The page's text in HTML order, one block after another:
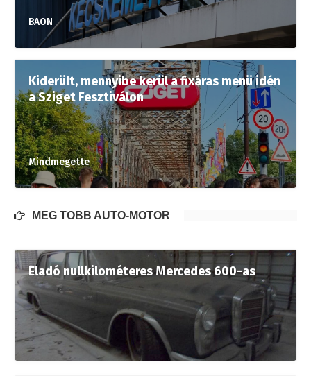
BAON
Kiderült, mennyibe kerül a fixáras menü idén
a Sziget Fesztiválon
Mindmegette
MÉG TÖBB AUTÓ-MOTOR
Eladó nullkilométeres Mercedes 600-as